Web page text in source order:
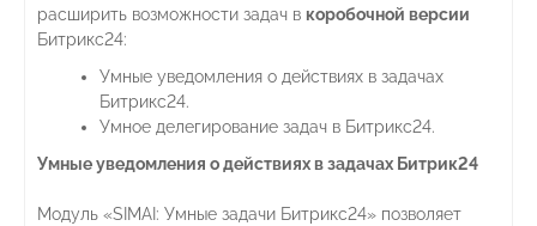
расширить возможности задач в коробочной версии
Битрикс24:
Умные уведомления о действиях в задачах
Битрикс24.
Умное делегирование задач в Битрикс24.
Умные уведомления о действиях в задачах Битрик24
Модуль «SIMAI: Умные задачи Битрикс24» позволяет